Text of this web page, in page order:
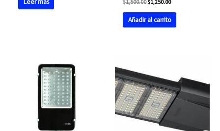
Leer más $1,500.00$1,250.00
Añadir al carrito